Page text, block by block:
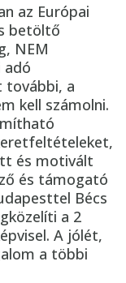
az Európai
betöltő
NEM
adó
további, a
kell számolni.
és motivált
és támogató
Bécs
a 2
A jólét,
a többi